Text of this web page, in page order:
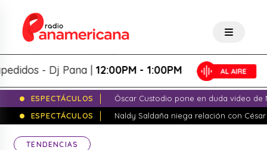
- Dj Pana |12:00PM - 1:00PM
ESPECTÁCULOS
Óscar Custodio pone en duda video de
ESPECTÁCULOS
Naldy Saldaña niega relación con
TENDENCIAS